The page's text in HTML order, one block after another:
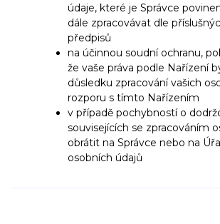
údaje, které je Správce
dále zpracovávat dle
předpisů
na účinnou soudní ochranu,
že vaše práva podle Nařízení
důsledku zpracování vašich
rozporu s tímto Nařízením
v případě pochybností o
souvisejících se zpracováním
obrátit na Správce nebo na
osobních údajů